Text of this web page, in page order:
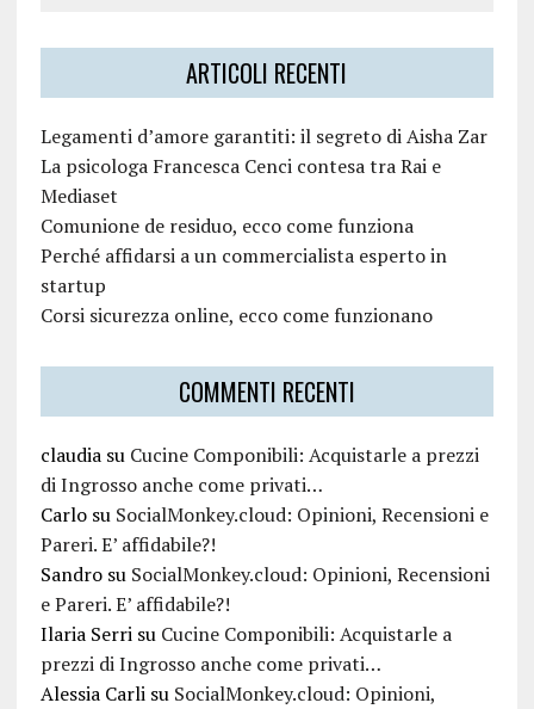
ARTICOLI RECENTI
Legamenti d’amore garantiti: il segreto di Aisha Zar
La psicologa Francesca Cenci contesa tra Rai e
Mediaset
Comunione de residuo, ecco come funziona
Perché affidarsi a un commercialista esperto in
startup
Corsi sicurezza online, ecco come funzionano
COMMENTI RECENTI
claudiasu Cucine Componibili: Acquistarle a prezzi
di Ingrosso anche come privati…
Carlosu SocialMonkey.cloud: Opinioni, Recensioni e
Pareri. E’ affidabile?!
Sandrosu SocialMonkey.cloud: Opinioni, Recensioni
e Pareri. E’ affidabile?!
Ilaria Serrisu Cucine Componibili: Acquistarle a
prezzi di Ingrosso anche come privati…
Alessia Carlisu SocialMonkey.cloud: Opinioni,